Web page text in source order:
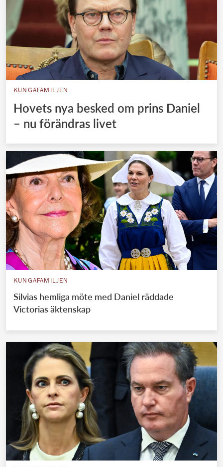
KUNGAFAMILJEN
Hovets nya besked om prins Daniel
– nu förändras livet
KUNGAFAMILJEN
Silvias hemliga möte med Daniel räddade
Victorias äktenskap